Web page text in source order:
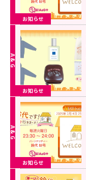
お知らせ
お知らせ
お知らせ